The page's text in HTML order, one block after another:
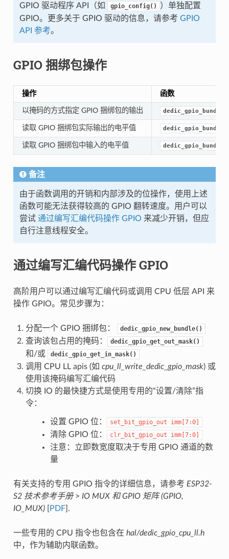
GPIO 驱动程序 API（如
gpio_config()
）单独配置
GPIO。更多关于 GPIO 驱动的信息，请参考 GPIO
API 参考。
GPIO 捆绑包操作
操作 函数
以掩码的方式指定 GPIO 捆绑包的输出
读取 GPIO 捆绑包实际输出的电平值
读取 GPIO 捆绑包中输入的电平值
备注
由于函数调用的开销和内部涉及的位操作，使用上述
函数可能无法获得较高的 GPIO 翻转速度。用户可以
尝试 通过编写汇编代码操作 GPIO 来减少开销，但应
自行注意线程安全。
通过编写汇编代码操作 GPIO
高阶用户可以通过编写汇编代码或调用 CPU 低层 API 来
操作 GPIO。常见步骤为：
分配一个 GPIO 捆绑包： dedic_gpio_new_bundle()
查询该包占用的掩码： dedic_gpio_get_out_mask()
和/或 dedic_gpio_get_in_mask()
调用 CPU LL apis (如 cpu_ll_write_dedic_gpio_mask) 或
使用该掩码编写汇编代码
切换 IO 的最快捷方式是使用专用的“设置/清除”指
令：
设置 GPIO 位： set_bit_gpio_out imm[7:0]
清除 GPIO 位： clr_bit_gpio_out imm[7:0]
注意：立即数宽度取决于专用 GPIO 通道的数
量
有关支持的专用 GPIO 指令的详细信息，请参考 ESP32-
S2 技术参考手册> IO MUX 和 GPIO 矩阵 (GPIO,
IO_MUX)[ PDF].
一些专用的 CPU 指令也包含在 hal/dedic_gpio_cpu_ll.h
中，作为辅助内联函数。